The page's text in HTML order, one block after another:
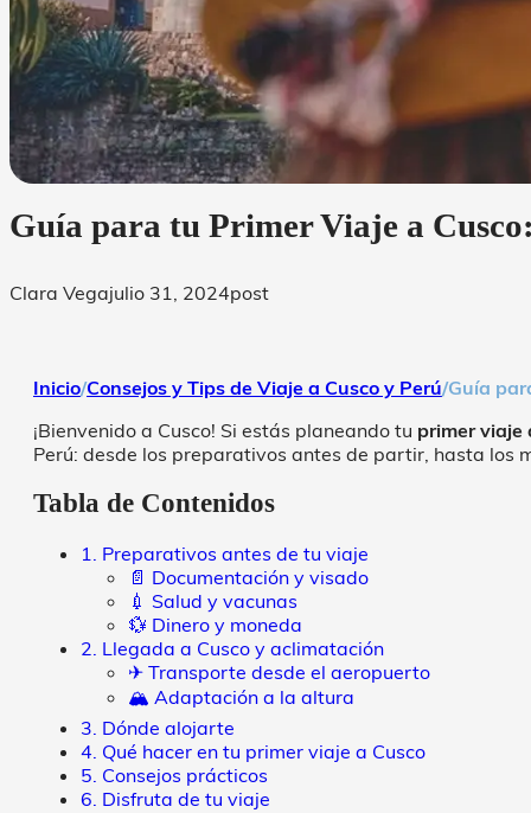
Guía para tu Primer Viaje a
Clara Vegajulio 31, 2024post
Inicio/Consejos y Tips de Viaje a Cusco y Perú/Guía
¡Bienvenido a Cusco! Si estás planeando tu primer viaje
Perú: desde los preparativos antes de partir, hasta los
Tabla de Contenidos
1. Preparativos antes de tu viaje
📄 Documentación y visado
💉 Salud y vacunas
💱 Dinero y moneda
2. Llegada a Cusco y aclimatación
✈ Transporte desde el aeropuerto
🏔 Adaptación a la altura
3. Dónde alojarte
4. Qué hacer en tu primer viaje a Cusco
5. Consejos prácticos
6. Disfruta de tu viaje